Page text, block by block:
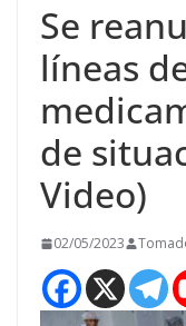
Se
líneas
de
Video)
02/05/2023